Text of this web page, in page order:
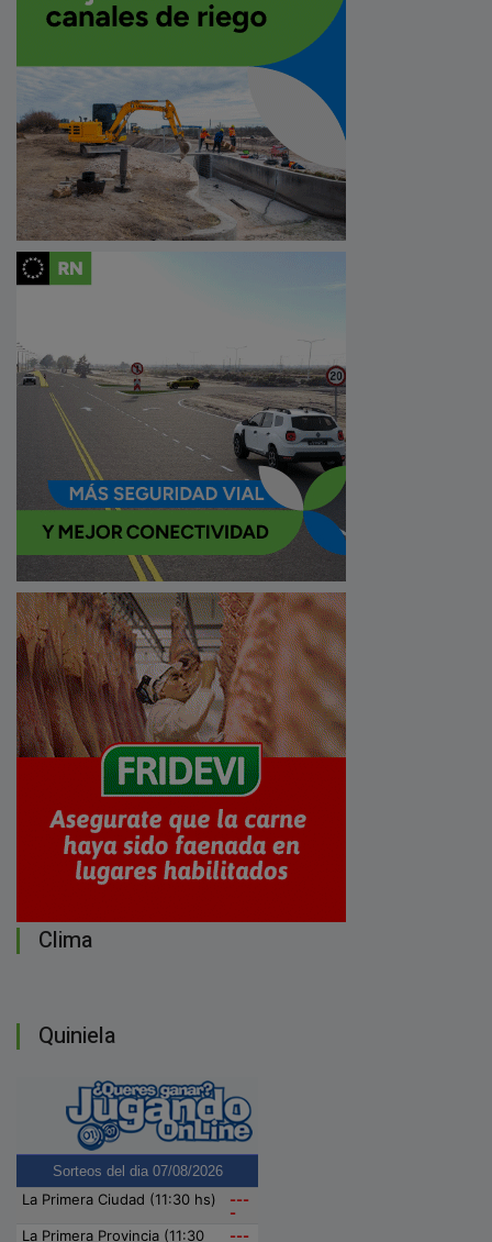
Clima
Quiniela